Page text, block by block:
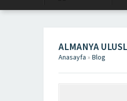
ALMANYA
Anasayfa » Blog